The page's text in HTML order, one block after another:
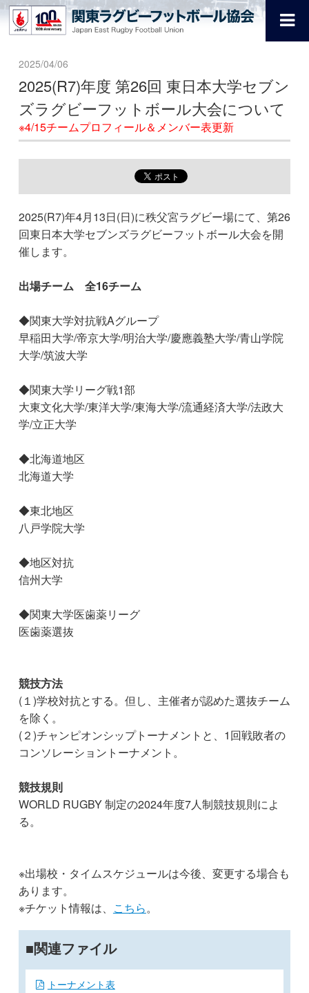
2025/04/06
2025(R7)年度 第26回 東日本大学セブン
ズラグビーフットボール大会について
※4/15チームプロフィール＆メンバー表更新
2025(R7)年4月13日(日)に秩父宮ラグビー場にて、第26
回東日本大学セブンズラグビーフットボール大会を開
催します。
出場チーム 全16チーム
◆関東大学対抗戦Aグループ
早稲田大学/帝京大学/明治大学/慶應義塾大学/青山学院
大学/筑波大学
◆関東大学リーグ戦1部
大東文化大学/東洋大学/東海大学/流通経済大学/法政大
学/立正大学
◆北海道地区
北海道大学
◆東北地区
八戸学院大学
◆地区対抗
信州大学
◆関東大学医歯薬リーグ
医歯薬選抜
競技方法
(１)学校対抗とする。但し、主催者が認めた選抜チーム
を除く。
(２)チャンピオンシップトーナメントと、1回戦敗者の
コンソレーショントーナメント。
競技規則
WORLD RUGBY 制定の2024年度7人制競技規則によ
る。
※出場校・タイムスケジュールは今後、変更する場合も
あります。
※チケット情報は、 こちら。
関連ファイル
トーナメント表